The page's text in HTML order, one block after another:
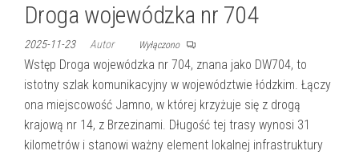
Droga wojewódzka nr 704
2025-11-23 Autor Wyłączono
Wstęp Droga wojewódzka nr 704, znana jako DW704, to
istotny szlak komunikacyjny w województwie łódzkim. Łączy
ona miejscowość Jamno, w której krzyżuje się z drogą
krajową nr 14, z Brzezinami. Długość tej trasy wynosi 31
kilometrów i stanowi ważny element lokalnej infrastruktury